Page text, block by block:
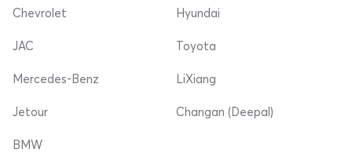
Chevrolet Hyundai
JAC
Mercedes-Benz
Jetour
Toyota
LiXiang
Changan (Deepal)
BMW